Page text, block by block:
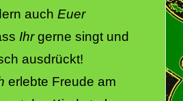
auch Euer
Ihrgerne singt und
ausdrückt!
erlebte Freude am